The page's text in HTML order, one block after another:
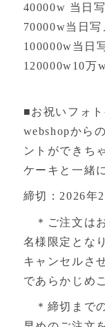
40000w 当日
70000w当日
100000w当日
120000w10万
■お祝いフォ
webshopから
ントができち
ケーキと一緒
締切：2026年
＊ご注文は
名様限定とな
キャンセルさ
であらかじめ
＊締切まで